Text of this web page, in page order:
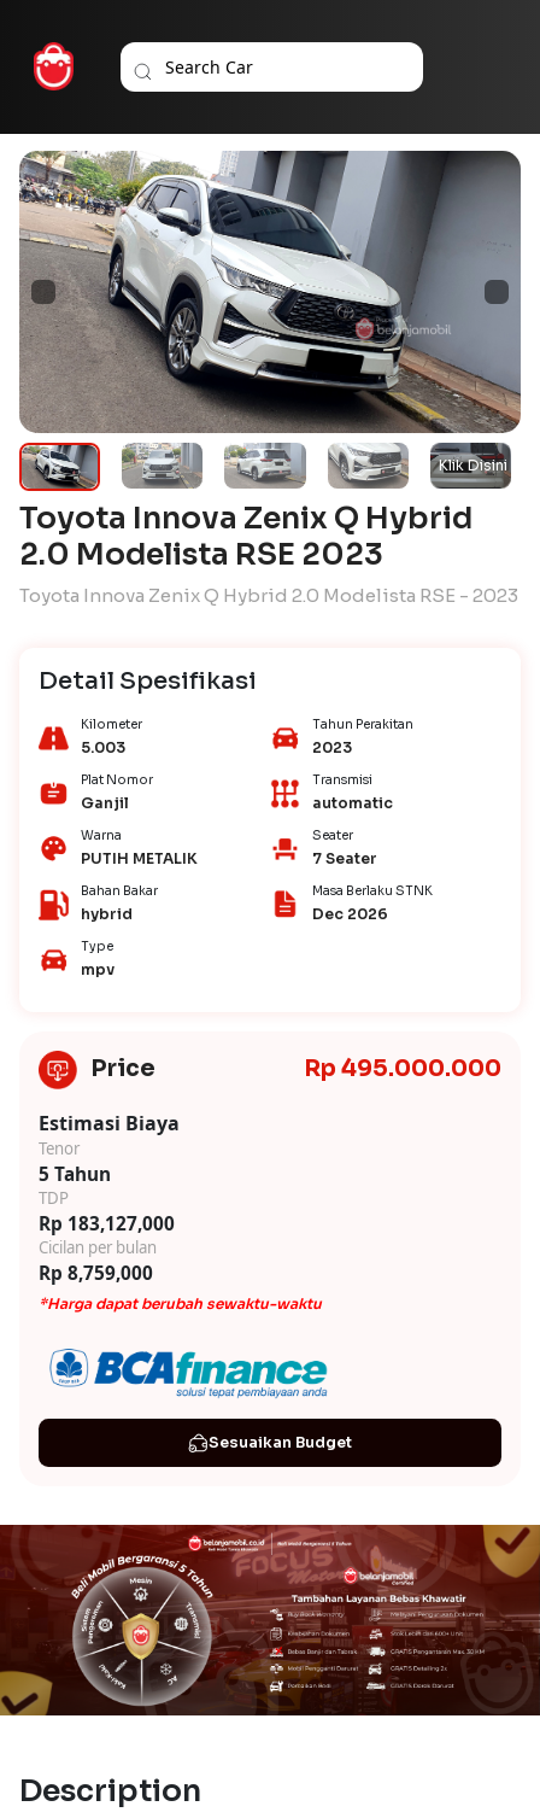
Toyota Innova Zenix Q Hybrid
2.0 Modelista RSE 2023
Toyota Innova Zenix Q Hybrid 2.0 Modelista RSE - 2023
Detail Spesifikasi
Kilometer
5.003
Tahun Perakitan
2023
Plat Nomor
Ganjil
Transmisi
automatic
Warna
PUTIH METALIK
Seater
7 Seater
Bahan Bakar
hybrid
Masa Berlaku STNK
Dec 2026
Type
mpv
Price Rp 495.000.000
Estimasi Biaya
Tenor
5 Tahun
TDP
Rp 183,127,000
Cicilan per bulan
Rp 8,759,000
*Harga dapat berubah sewaktu-waktu
Sesuaikan Budget
Description